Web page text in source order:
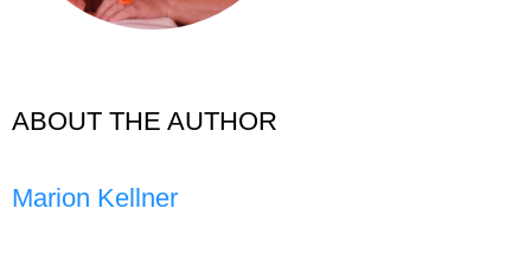
ABOUT THE AUTHOR
Marion Kellner